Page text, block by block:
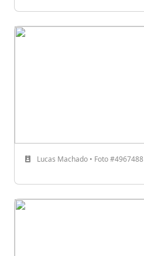
Lucas Machado • Foto #4967488